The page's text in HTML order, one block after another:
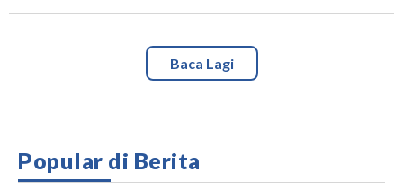
Baca Lagi
Popular di Berita